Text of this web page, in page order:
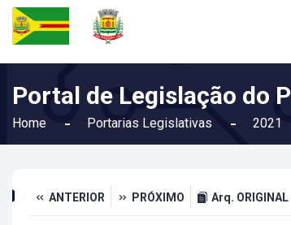
Portal de Legislação do
Home Portarias Legislativas 2021
ANTERIOR PRÓXIMO Arq. ORIGINAL